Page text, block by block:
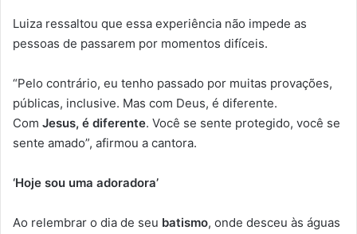
Luiza ressaltou que essa experiência não impede as
pessoas de passarem por momentos difíceis.
“Pelo contrário, eu tenho passado por muitas provações,
públicas, inclusive. Mas com Deus, é diferente.
Com Jesus, é diferente. Você se sente protegido, você se
sente amado”, afirmou a cantora.
‘Hoje sou uma adoradora’
Ao relembrar o dia de seu batismo, onde desceu às águas